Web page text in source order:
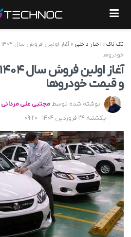
تک ناک» اخبار داخلی »
خودروها
و قیمت خودروها
نوشته شده توسط مجتبی علی مردانی
یکشنبه 24 فروردین 1404 - 09:20